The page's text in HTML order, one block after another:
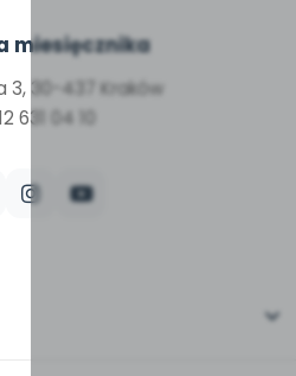
miesięcznika
3, 30-437 Kraków
631 04 10